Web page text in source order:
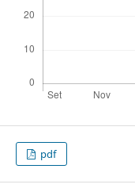
pdf